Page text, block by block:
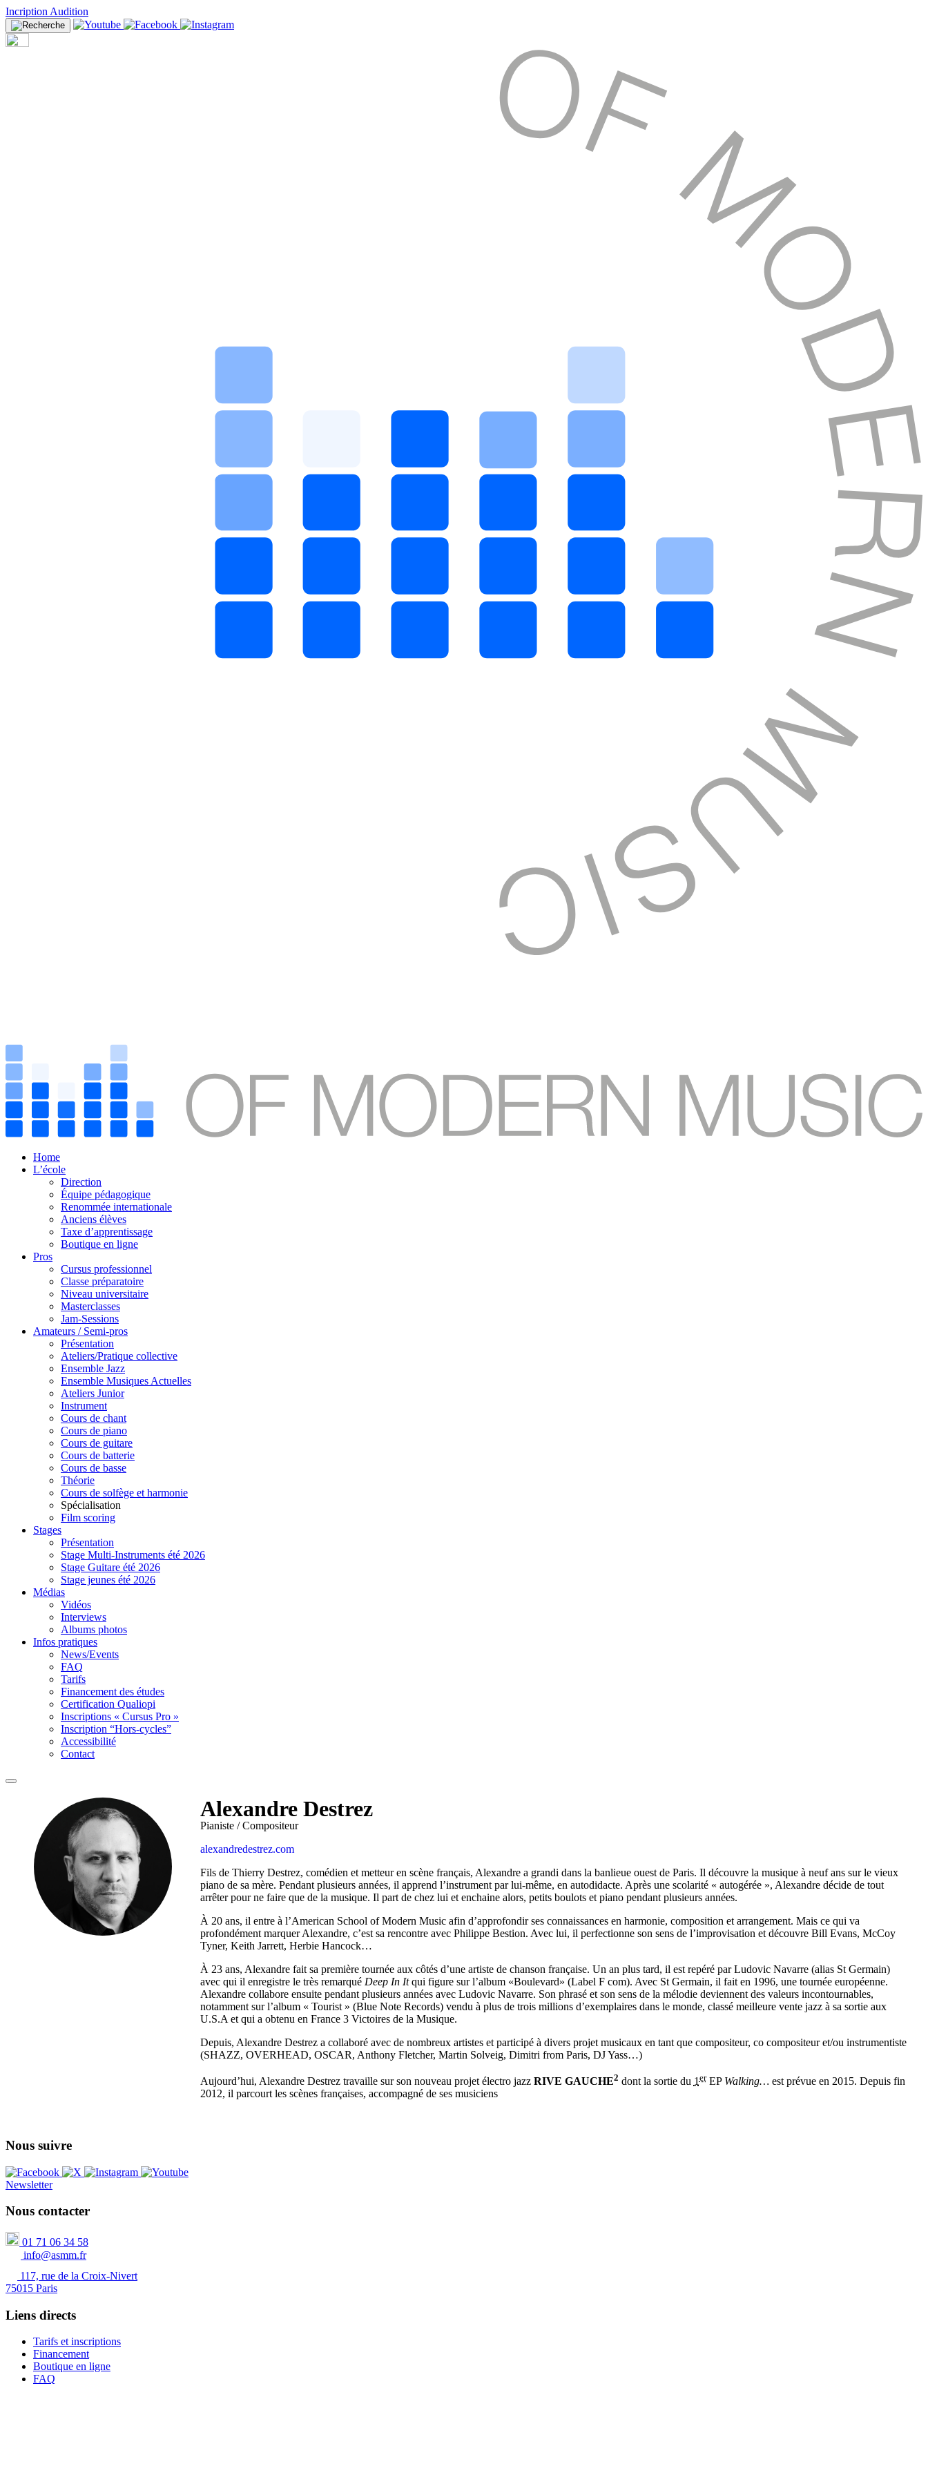
Incription Audition
Home
L’école
Direction
Équipe pédagogique
Renommée internationale
Anciens élèves
Taxe d’apprentissage
Boutique en ligne
Pros
Cursus professionnel
Classe préparatoire
Niveau universitaire
Masterclasses
Jam-Sessions
Amateurs / Semi-pros
Présentation
Ateliers/Pratique collective
Ensemble Jazz
Ensemble Musiques Actuelles
Ateliers Junior
Instrument
Cours de chant
Cours de piano
Cours de guitare
Cours de batterie
Cours de basse
Théorie
Cours de solfège et harmonie
Spécialisation
Film scoring
Stages
Présentation
Stage Multi-Instruments été 2026
Stage Guitare été 2026
Stage jeunes été 2026
Médias
Vidéos
Interviews
Albums photos
Infos pratiques
News/Events
FAQ
Tarifs
Financement des études
Certification Qualiopi
Inscriptions « Cursus Pro »
Inscription “Hors-cycles”
Accessibilité
Contact
Alexandre Destrez
Pianiste / Compositeur
alexandredestrez.com
Fils de Thierry Destrez, comédien et metteur en scène français, Alexandre a grandi dans la banlieue ouest de Paris. Il découvre la musique à neuf ans sur le vieux
piano de sa mère. Pendant plusieurs années, il apprend l’instrument par lui-même, en autodidacte. Après une scolarité « autogérée », Alexandre décide de tout
arrêter pour ne faire que de la musique. Il part de chez lui et enchaine alors, petits boulots et piano pendant plusieurs années.
À 20 ans, il entre à l’American School of Modern Music afin d’approfondir ses connaissances en harmonie, composition et arrangement. Mais ce qui va
profondément marquer Alexandre, c’est sa rencontre avec Philippe Bestion. Avec lui, il perfectionne son sens de l’improvisation et découvre Bill Evans, McCoy
Tyner, Keith Jarrett, Herbie Hancock…
À 23 ans, Alexandre fait sa première tournée aux côtés d’une artiste de chanson française. Un an plus tard, il est repéré par Ludovic Navarre (alias St Germain)
avec qui il enregistre le très remarqué Deep In Itqui figure sur l’album «Boulevard» (Label F com). Avec St Germain, il fait en 1996, une tournée européenne.
Alexandre collabore ensuite pendant plusieurs années avec Ludovic Navarre. Son phrasé et son sens de la mélodie deviennent des valeurs incontournables,
notamment sur l’album « Tourist » (Blue Note Records) vendu à plus de trois millions d’exemplaires dans le monde, classé meilleure vente jazz à sa sortie aux
U.S.A et qui a obtenu en France 3 Victoires de la Musique.
Depuis, Alexandre Destrez a collaboré avec de nombreux artistes et participé à divers projet musicaux en tant que compositeur, co compositeur et/ou instrumentiste
(SHAZZ, OVERHEAD, OSCAR, Anthony Fletcher, Martin Solveig, Dimitri from Paris, DJ Yass…)
Aujourd’hui, Alexandre Destrez travaille sur son nouveau projet électro jazz RIVE GAUCHE2 dont la sortie du 1erEP Walking… est prévue en 2015. Depuis fin
2012, il parcourt les scènes françaises, accompagné de ses musiciens
Nous suivre
Newsletter
Nous contacter
01 71 06 34 58
info@asmm.fr
117, rue de la Croix-Nivert
75015 Paris
Liens directs
Tarifs et inscriptions
Financement
Boutique en ligne
FAQ